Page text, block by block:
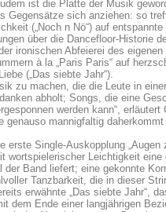
ist die Platte der Musik
Gegensätze sich anziehen: so
(„Noch n Nö“) auf
über die Dancefloor-Historie
ironischen Abfeierei des
à la „Paris Paris“ auf
(„Das siebte Jahr“).
zu machen, die die Leute in
abholt; Songs, die eine
werden kann“,
genauso mannigfaltig
erste Single-Auskopplung „Augen
wortspielerischer Leichtigkeit
der Band liefert; eine gekonnte
Tanzbarkeit, die in dieser
erwähnte „Das siebte Jahr“,
dem Ende einer langjährigen